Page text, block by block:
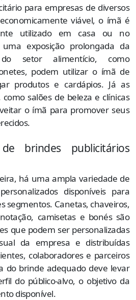
para empresas de diversos
viável, o ímã é
utilizado em casa ou no
exposição prolongada da
setor alimentício, como
podem utilizar o ímã de
produtos e cardápios. Já as
salões de beleza e clínicas
o ímã para promover seus
brindes publicitários
há uma ampla variedade de
disponíveis para
segmentos. Canetas, chaveiros,
camisetas e bonés são
que podem ser personalizadas
da empresa e distribuídas
colaboradores e parceiros
do brinde adequado deve levar
do público-alvo, o objetivo da
disponível.